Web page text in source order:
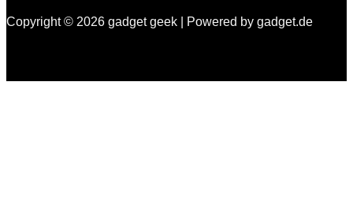
Copyright © 2026 gadget geek | Powered by gadget.de